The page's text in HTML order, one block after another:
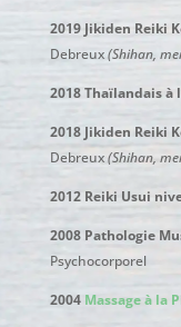
2019 Jikiden Reiki
Debreux(Shihan,
2018 Thaïlandais à
2018 Jikiden Reiki
Debreux(Shihan,
2012 Reiki Usui
2008 Pathologie
Psychocorporel
2004 Massage à la